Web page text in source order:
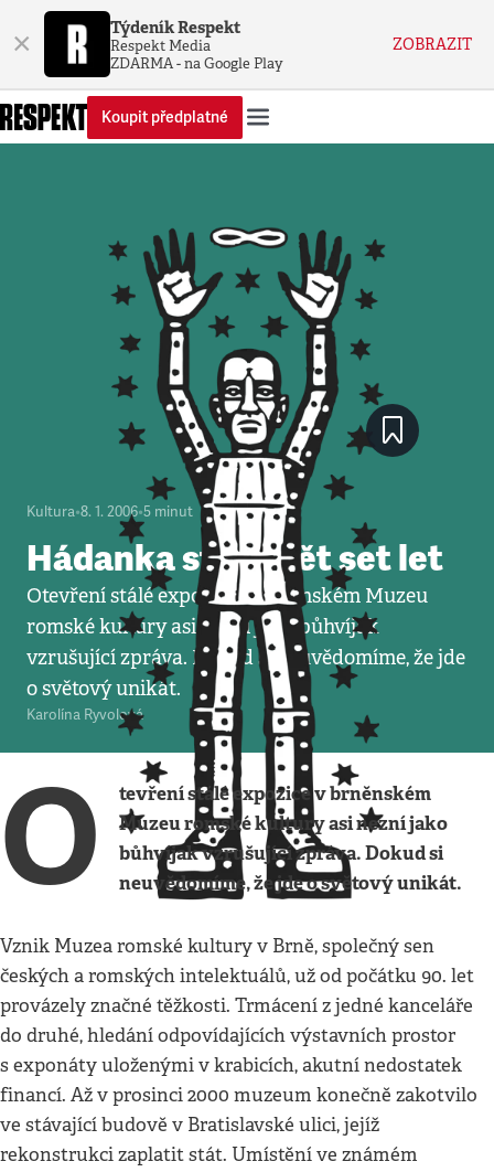
× Týdeník Respekt
Respekt Media
ZDARMA - na Google Play
ZOBRAZIT
Koupit předplatné
Kultura•8. 1. 2006•5 minut
Hádanka stará pět set let
Otevření stálé expozice v brněnském Muzeu
romské kultury asi nezní jako bůhvíjak
vzrušující zpráva. Dokud si neuvědomíme, že jde
o světový unikát.
Karolína Ryvolová
O
tevření stálé expozice v brněnském
Muzeu romské kultury asi nezní jako
bůhvíjak vzrušující zpráva. Dokud si
neuvědomíme, že jde o světový unikát.
Vznik Muzea romské kultury v Brně, společný sen
českých a romských intelektuálů, už od počátku 90. let
provázely značné těžkosti. Trmácení z jedné kanceláře
do druhé, hledání odpovídajících výstavních prostor
s exponáty uloženými v krabicích, akutní nedostatek
financí. Až v prosinci 2000 muzeum konečně zakotvilo
ve stávající budově v Bratislavské ulici, jejíž
rekonstrukci zaplatit stát. Umístění ve známém